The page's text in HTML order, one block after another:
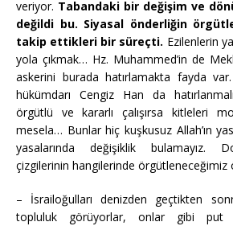
veriyor. Tabandaki bir değişim ve
değildi bu. Siyasal önderliğin
takip ettikleri bir süreçti. Ezilenlerin
yola çıkmak… Hz. Muhammed’in de
askerini burada hatırlamakta fayda
hükümdarı Cengiz Han da
örgütlü ve kararlı çalışırsa kitleleri
mesela… Bunlar hiç kuşkusuz Allah’ın
yasalarında değişiklik bulamayız.
çizgilerinin hangilerinde örgütleneceğimiz
– İsrailoğulları denizden geçtikten
topluluk görüyorlar, onlar gibi put